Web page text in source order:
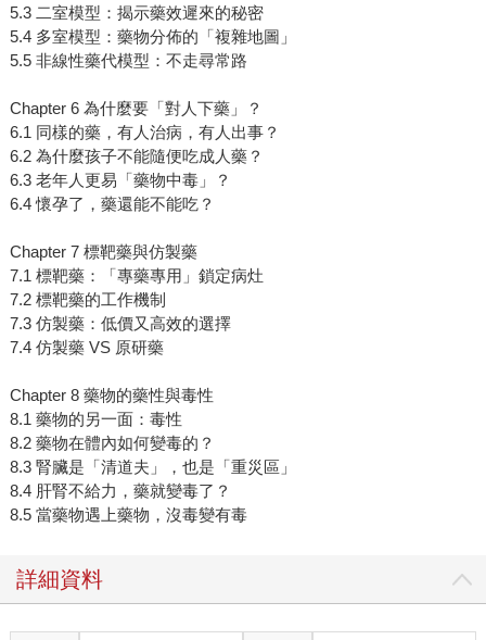
5.3 二室模型：揭示藥效遲來的秘密
5.4 多室模型：藥物分佈的「複雜地圖」
5.5 非線性藥代模型：不走尋常路
Chapter 6 為什麼要「對人下藥」？
6.1 同樣的藥，有人治病，有人出事？
6.2 為什麼孩子不能隨便吃成人藥？
6.3 老年人更易「藥物中毒」？
6.4 懷孕了，藥還能不能吃？
Chapter 7 標靶藥與仿製藥
7.1 標靶藥：「專藥專用」鎖定病灶
7.2 標靶藥的工作機制
7.3 仿製藥：低價又高效的選擇
7.4 仿製藥 VS 原研藥
Chapter 8 藥物的藥性與毒性
8.1 藥物的另一面：毒性
8.2 藥物在體內如何變毒的？
8.3 腎臟是「清道夫」，也是「重災區」
8.4 肝腎不給力，藥就變毒了？
8.5 當藥物遇上藥物，沒毒變有毒
詳細資料